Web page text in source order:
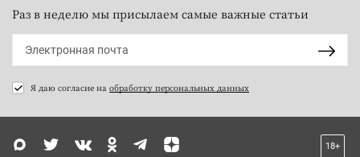
Раз в неделю мы присылаем самые важные статьи
Я даю согласие на обработку персональных данных
18+